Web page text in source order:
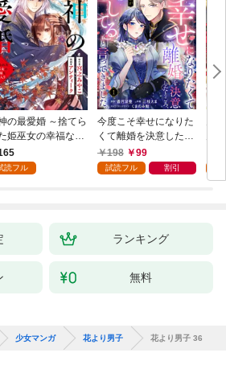
の最愛婚 ～捨てら
姫巫女の幸福な嫁
～: 1
読フル
今度こそ幸せになりた
くて離婚を決意したと
ころ、無表情な旦那様
が「愛してる」と言っ
198 99
試読フル 割引
ランキング
無料
少女マンガ 花より男子 花より男子 36